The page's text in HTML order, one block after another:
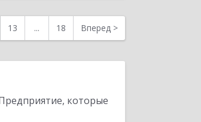
13 ... 18 Вперед >
которые